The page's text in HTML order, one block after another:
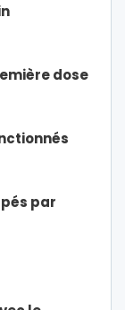
dose
par